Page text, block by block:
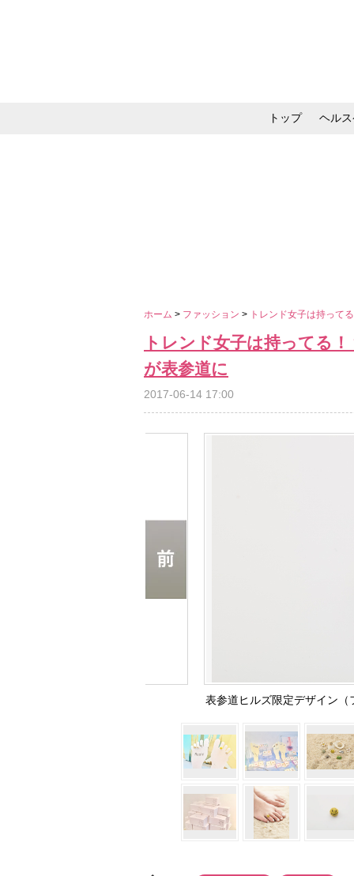
トップ ヘル
ホーム > ファッション > トレンド女子は持って
トレンド女子は持ってる
が表参道に
2017-06-14 17:00
表参道ヒルズ限定デザイン